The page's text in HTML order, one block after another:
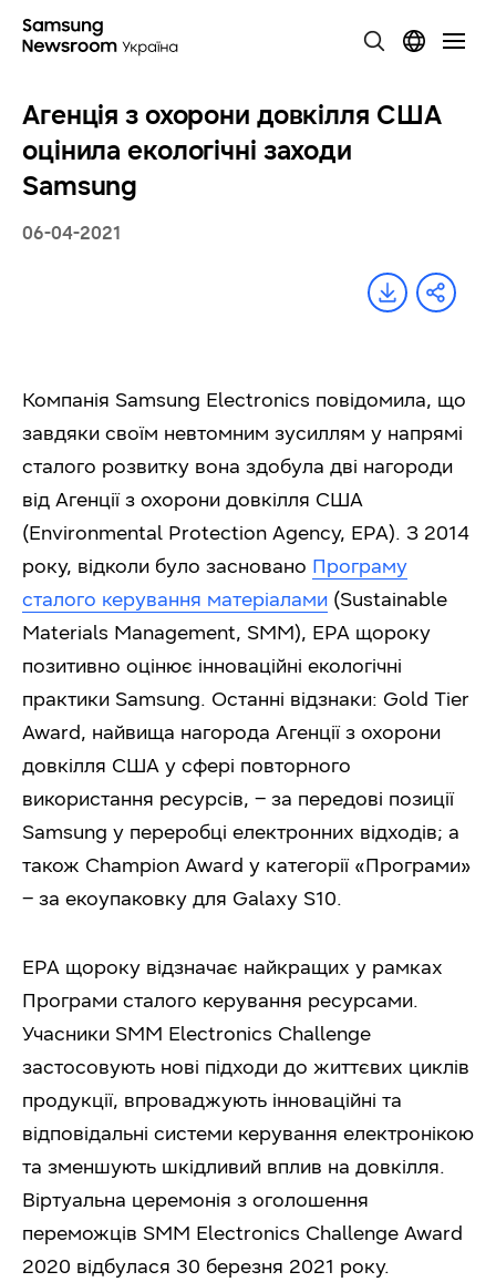
Агенція з охорони довкілля США
оцінила екологічні заходи
Samsung
06-04-2021
Компанія Samsung Electronics повідомила, що
завдяки своїм невтомним зусиллям у напрямі
сталого розвитку вона здобула дві нагороди
від Агенції з охорони довкілля США
(Environmental Protection Agency, EPA). З 2014
року, відколи було засновано Програму
сталого керування матеріалами (Sustainable
Materials Management, SMM), EPA щороку
позитивно оцінює інноваційні екологічні
практики Samsung. Останні відзнаки: Gold Tier
Award, найвища нагорода Агенції з охорони
довкілля США у сфері повторного
використання ресурсів, – за передові позиції
Samsung у переробці електронних відходів; а
також Champion Award у категорії «Програми»
– за екоупаковку для Galaxy S10.
EPA щороку відзначає найкращих у рамках
Програми сталого керування ресурсами.
Учасники SMM Electronics Challenge
застосовують нові підходи до життєвих циклів
продукції, впроваджують інноваційні та
відповідальні системи керування електронікою
та зменшують шкідливий вплив на довкілля.
Віртуальна церемонія з оголошення
переможців SMM Electronics Challenge Award
2020 відбулася 30 березня 2021 року.